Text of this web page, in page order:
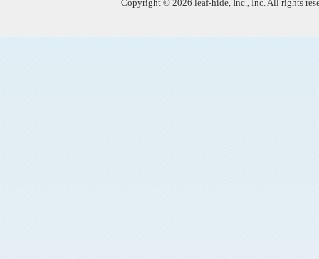
Copyright © 2026 leaf-hide, Inc., Inc. All rights